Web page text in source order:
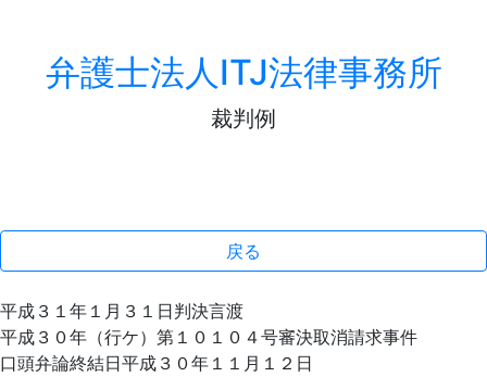
弁護士法人ITJ法律事務所
裁判例
戻る
平成３１年１月３１日判決言渡
平成３０年（行ケ）第１０１０４号審決取消請求事件
口頭弁論終結日平成３０年１１月１２日